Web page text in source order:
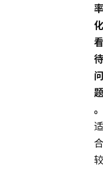
率
化
看
待
问
题
。
适
合
较